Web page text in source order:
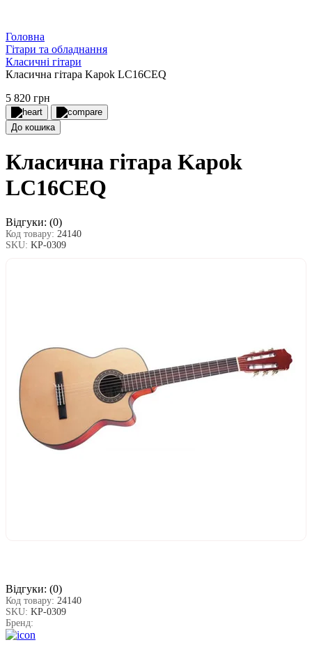
Головна
Гітари та обладнання
Класичні гітари
Класична гітара Kapok LC16CEQ
5 820 грн
До кошика
Класична гітара Kapok
LC16CEQ
Відгуки: (0)
Код товару: 24140
SKU: KP-0309
Відгуки: (0)
Код товару: 24140
SKU: KP-0309
Бренд: